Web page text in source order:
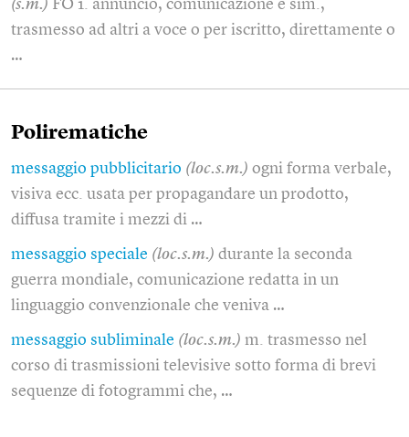
(s.m.) FO 1. annuncio, comunicazione e sim.,
trasmesso ad altri a voce o per iscritto, direttamente o
…
Polirematiche
messaggio pubblicitario (loc.s.m.) ogni forma verbale,
visiva ecc. usata per propagandare un prodotto,
diffusa tramite i mezzi di …
messaggio speciale (loc.s.m.) durante la seconda
guerra mondiale, comunicazione redatta in un
linguaggio convenzionale che veniva …
messaggio subliminale (loc.s.m.) m. trasmesso nel
corso di trasmissioni televisive sotto forma di brevi
sequenze di fotogrammi che, …